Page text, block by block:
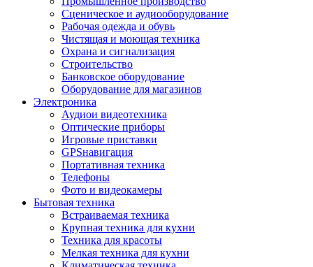
Сценическое и аудиооборудование
Рабочая одежда и обувь
Чистящая и моющая техника
Охрана и сигнализация
Строительство
Банковское оборудование
Оборудование для магазинов
Электроника
Аудиои видеотехника
Оптические приборы
Игровые приставки
GPSнавигация
Портативная техника
Телефоны
Фото и видеокамеры
Бытовая техника
Встраиваемая техника
Крупная техника для кухни
Техника для красоты
Мелкая техника для кухни